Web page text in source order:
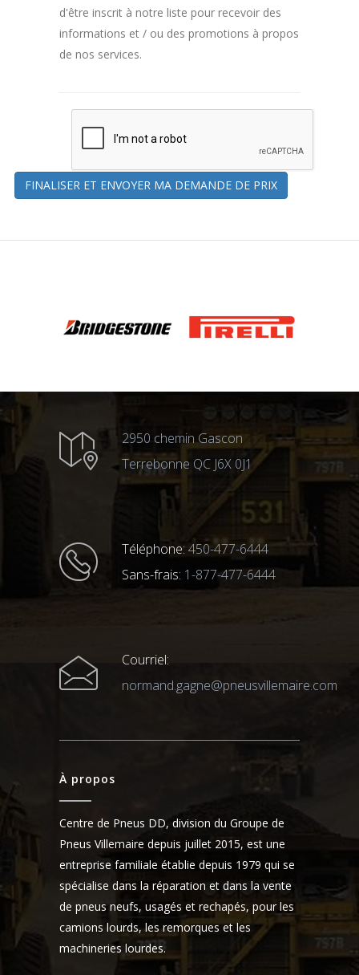
d'être inscrit à notre liste pour recevoir des
informations et / ou des promotions à propos
de nos services.
FINALISER ET ENVOYER MA DEMANDE DE PRIX
2950 chemin Gascon
Terrebonne QC J6X 0J1
Téléphone: 450-477-6444
Sans-frais: 1-877-477-6444
Courriel:
normand.gagne@pneusvillemaire.com
À propos
Centre de Pneus DD, division du Groupe de
Pneus Villemaire depuis juillet 2015, est une
entreprise familiale établie depuis 1979 qui se
spécialise dans la réparation et dans la vente
de pneus neufs, usagés et rechapés, pour les
camions lourds, les remorques et les
machineries lourdes.